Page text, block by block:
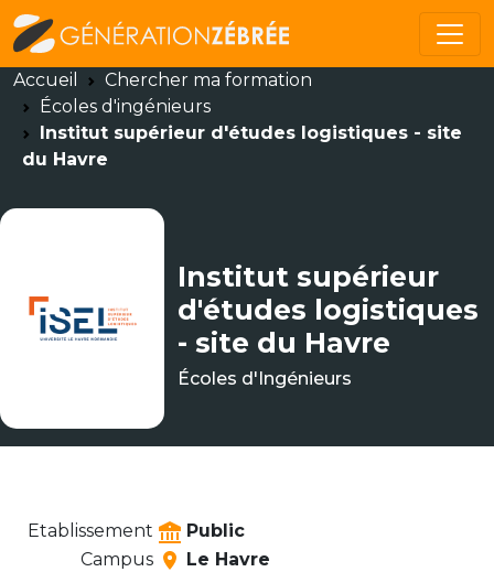
Accueil
Chercher ma formation
Écoles d'ingénieurs
Institut supérieur d'études logistiques - site
du Havre
Institut supérieur
d'études logistiques
- site du Havre
Écoles d'Ingénieurs
Etablissement
Public
Campus
Le Havre